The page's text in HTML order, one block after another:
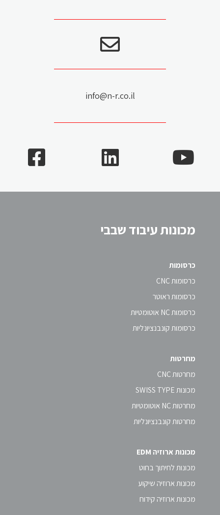
info@n-r.co.il
מכונות עיבוד שבבי
כרסומות
כרסומות CNC
כרסומות ראוטר
כרסומות NC אוטומטיות
כרסומות קונבנציונליות
מחרטות
מחרטות CNC
מכונות SWISS TYPE
מחרטות NC אוטומטיות
מחרטות קונבנציונליות
מכונות ארוזיה EDM
מכונות לחיתוך בחוט
מכונות ארוזיה שיקוע
מכונות ארוזיה קידוח